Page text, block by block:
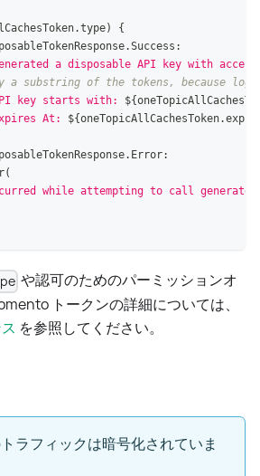
.type)
{
.Success :
a disposable API key with
a substring of the tokens, because
key starts with: ${
At: ${oneTopicAllCachesToken.
. Error:
(
while attempting to call
や認可のためのパーミッションオ
トークンの詳細については、
を参照してください。
ラフィックは暗号化されていま